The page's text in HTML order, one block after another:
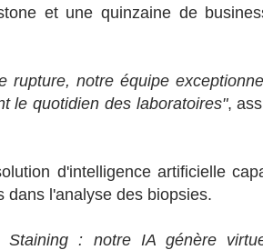
et une quinzaine de
rupture, notre équipe
le quotidien des laboratoires",
d'intelligence artificielle
dans l'analyse des biopsies.
: notre IA génère